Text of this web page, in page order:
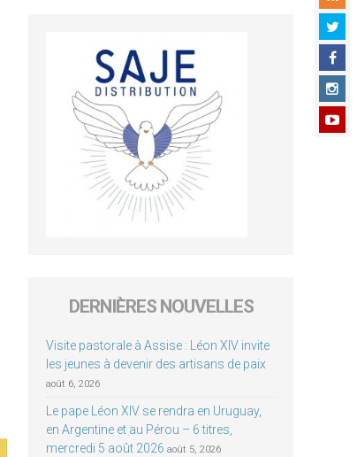
DERNIÈRES NOUVELLES
Visite pastorale à Assise : Léon XIV invite
les jeunes à devenir des artisans de paix
août 6, 2026
Le pape Léon XIV se rendra en Uruguay,
en Argentine et au Pérou – 6 titres,
mercredi 5 août 2026 août 5, 2026